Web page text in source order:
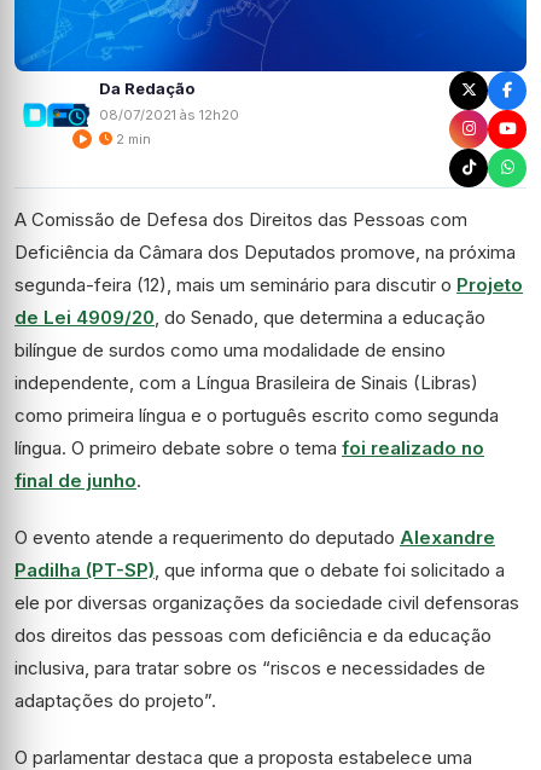
Da Redação
08/07/2021 às 12h20
2 min
A Comissão de Defesa dos Direitos das Pessoas com
Deficiência da Câmara dos Deputados promove, na próxima
segunda-feira (12), mais um seminário para discutir o Projeto
de Lei 4909/20 , do Senado, que determina a educação
bilíngue de surdos como uma modalidade de ensino
independente, com a Língua Brasileira de Sinais (Libras)
como primeira língua e o português escrito como segunda
língua. O primeiro debate sobre o tema foi realizado no
final de junho.
O evento atende a requerimento do deputado Alexandre
Padilha (PT-SP) , que informa que o debate foi solicitado a
ele por diversas organizações da sociedade civil defensoras
dos direitos das pessoas com deficiência e da educação
inclusiva, para tratar sobre os “riscos e necessidades de
adaptações do projeto”.
O parlamentar destaca que a proposta estabelece uma